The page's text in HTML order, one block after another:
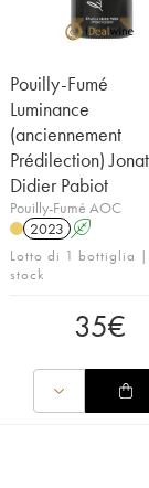
Pouilly-Fumé
Luminance
(anciennement
Prédilection)
Didier Pabiot
Pouilly-Fumé AOC
2023 A
Lotto di 1 bottiglia
stock
35€